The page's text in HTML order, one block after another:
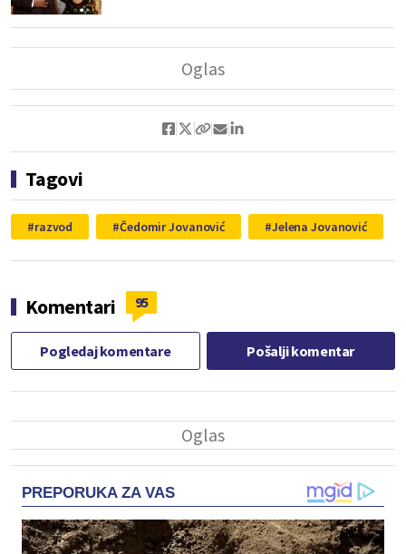
Tagovi
razvod Čedomir Jovanović Jelena Jovanović
Komentari 95
Pogledaj komentare Pošalji komentar
PREPORUKA ZA VAS